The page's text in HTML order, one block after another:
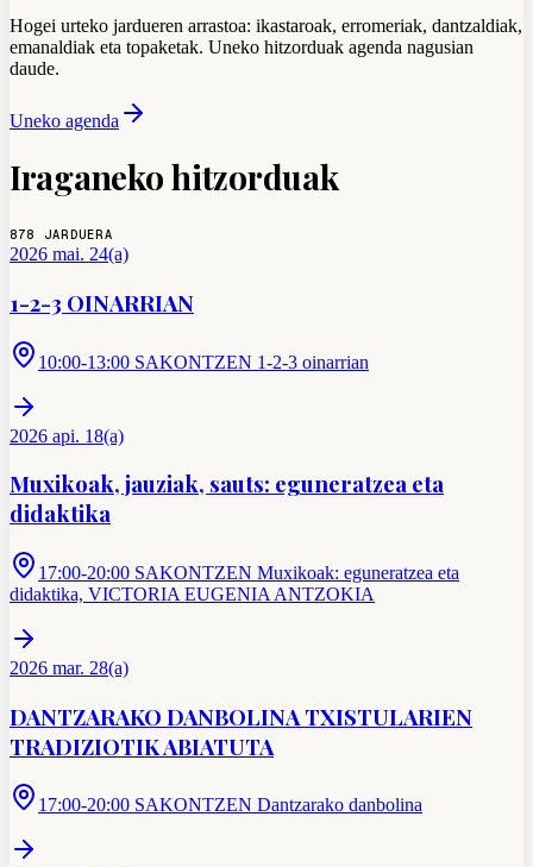
Hogei urteko jardueren arrastoa: ikastaroak, erromeriak, dantzaldiak,
emanaldiak eta topaketak. Uneko hitzorduak agenda nagusian
daude.
Uneko agenda
Iraganeko hitzorduak
878 JARDUERA
2026 mai. 24(a)
1-2-3 OINARRIAN
10:00-13:00 SAKONTZEN 1-2-3 oinarrian
2026 api. 18(a)
Muxikoak, jauziak, sauts: eguneratzea eta
didaktika
17:00-20:00 SAKONTZEN Muxikoak: eguneratzea eta
didaktika, VICTORIA EUGENIA ANTZOKIA
2026 mar. 28(a)
DANTZARAKO DANBOLINA TXISTULARIEN
TRADIZIOTIK ABIATUTA
17:00-20:00 SAKONTZEN Dantzarako danbolina